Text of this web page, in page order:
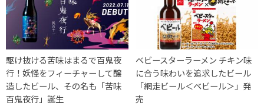
駆け抜ける苦味はまるで百鬼夜
行！妖怪をフィーチャーして醸
造したビール、その名も「苦味
百鬼夜行」誕生
ベビースターラーメン チキン味
に合う味わいを追求したビール
「網走ビール＜ベビール＞」発
売